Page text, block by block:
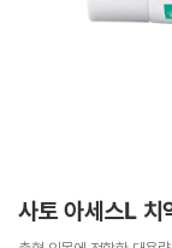
사토 아세스L